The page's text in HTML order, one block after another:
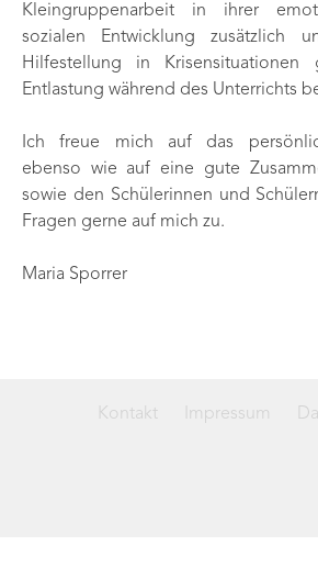
Kleingruppenarbeit in ihrer
sozialen Entwicklung zusätzlich
Hilfestellung in
Entlastung während des Unterrichts
Ich freue mich auf das
ebenso wie auf eine gute
sowie den Schülerinnen und
Fragen gerne auf mich zu.
Maria Sporrer
Kontakt Impressum